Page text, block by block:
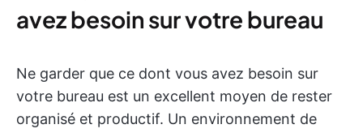
avez besoin sur votre bureau
Ne garder que ce dont vous avez besoin sur
votre bureau est un excellent moyen de rester
organisé et productif. Un environnement de